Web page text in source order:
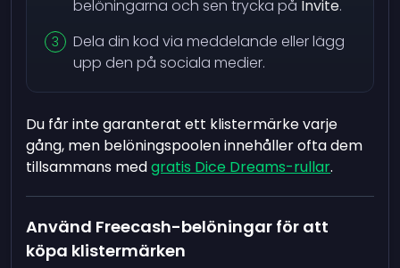
belöningarna och sen trycka på Invite.
Dela din kod via meddelande eller lägg
upp den på sociala medier.
Du får inte garanterat ett klistermärke varje
gång, men belöningspoolen innehåller ofta dem
tillsammans medgratis Dice Dreams-rullar.
Använd Freecash-belöningar för att
köpa klistermärken